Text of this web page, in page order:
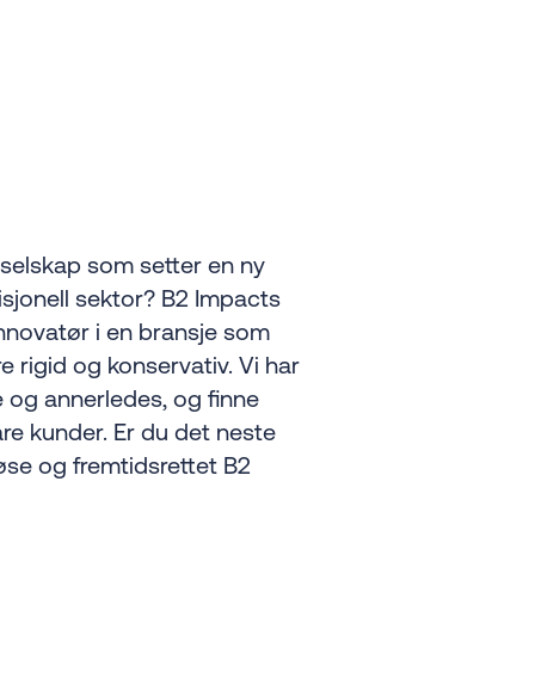
som setter en ny
sektor? B2 Impacts
i en bransje som
rigid og konservativ. Vi har
annerledes, og finne
kunder. Er du det neste
og fremtidsrettet B2